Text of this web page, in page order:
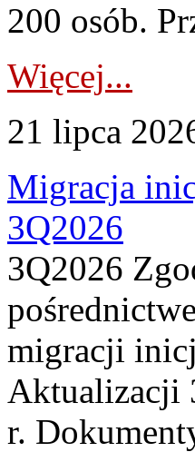
200 osób.
Więcej...
21 lipca
Migracja
3Q2026
3Q2026
migracji
Aktualizacji
r.